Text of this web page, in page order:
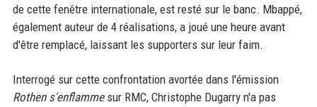
de cette fenêtre internationale, est resté sur le banc. Mbappé,
également auteur de 4 réalisations, a joué une heure avant
d'être remplacé, laissant les supporters sur leur faim.
Interrogé sur cette confrontation avortée dans l'émission
Rothen s'enflammesur RMC, Christophe Dugarry n'a pas